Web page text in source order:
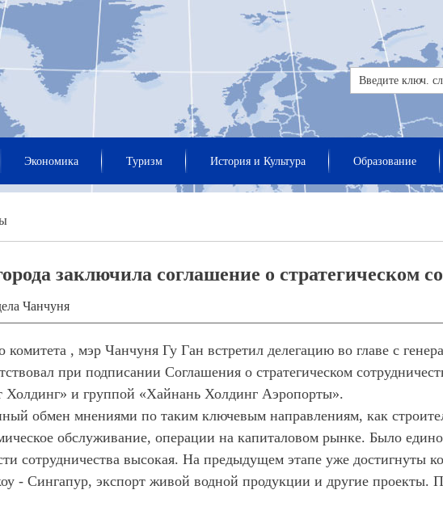
Экономика Туризм История и Культура Образование
заключила соглашение о стратегическом
Чанчуня
комитета , мэр Чанчуня Гу Ган встретил делегацию во главе с
при подписании Соглашения о стратегическом
и группой «Хайнань Холдинг Аэропорты».
обмен мнениями по таким ключевым направлениям, как
обслуживание, операции на капиталовом рынке. Было
сотрудничества высокая. На предыдущем этапе уже достигнуты
- Сингапур, экспорт живой водной продукции и другие проекты.